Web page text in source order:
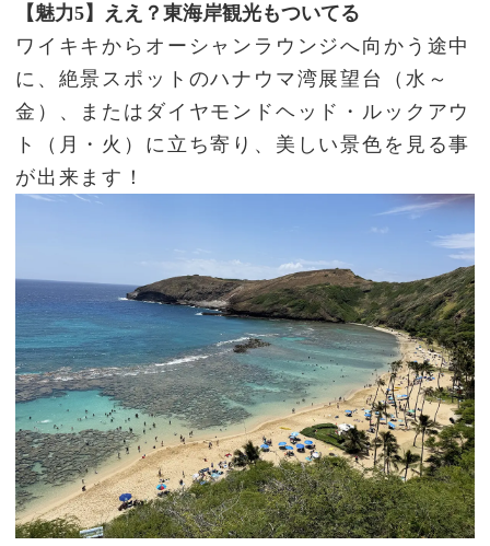
【魅力5】ええ？東海岸観光もついてる
ワイキキからオーシャンラウンジへ向かう途中
に、絶景スポットのハナウマ湾展望台（水～
金）、またはダイヤモンドヘッド・ルックアウ
ト（月・火）に立ち寄り、美しい景色を見る事
が出来ます！